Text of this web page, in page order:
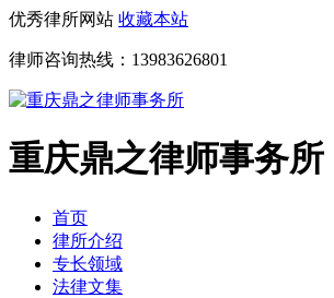
优秀律所网站 收藏本站
律师咨询热线： 13983626801
重庆鼎之律师事务所
首页
律所介绍
专长领域
法律文集